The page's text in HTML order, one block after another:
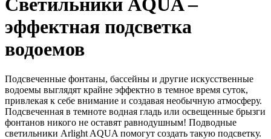
Светильники AQUA –
эффектная подсветка
водоемов
Подсвеченные фонтаны, бассейны и другие искусственные
водоемы выглядят крайне эффектно в темное время суток,
привлекая к себе внимание и создавая необычную атмосферу.
Подсвеченная в темноте водная гладь или освещенные брызги
фонтанов никого не оставят равнодушным! Подводные
светильники Arlight AQUA помогут создать такую подсветку.